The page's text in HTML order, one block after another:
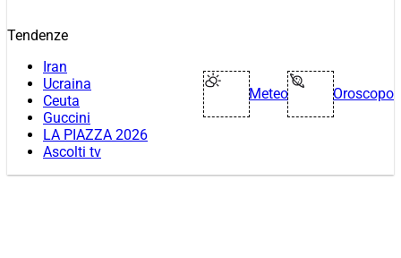
Tendenze
Iran
Ucraina
Ceuta
Guccini
LA PIAZZA 2026
Ascolti tv
Meteo Oroscopo